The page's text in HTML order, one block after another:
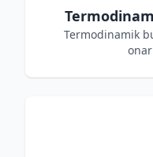
Termodinamik